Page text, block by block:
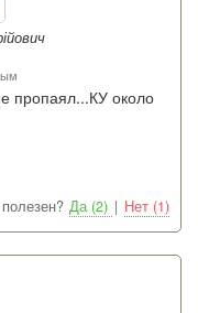
пропаял...КУ около
Да (2) | Нет (1)